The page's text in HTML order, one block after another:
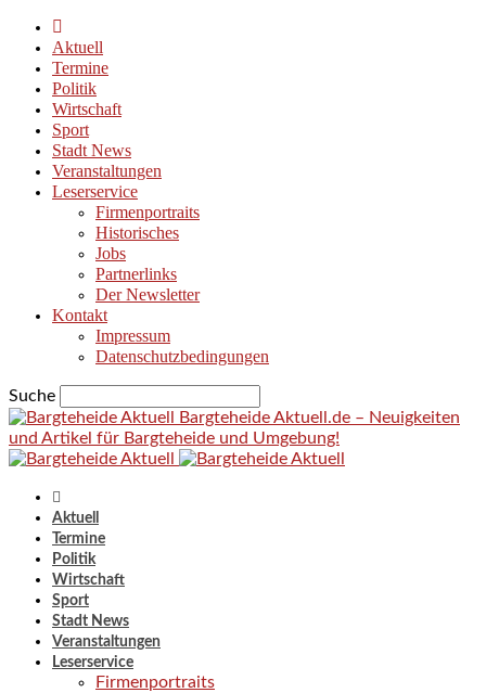
Aktuell
Termine
Politik
Wirtschaft
Sport
Stadt News
Veranstaltungen
Leserservice
Firmenportraits
Historisches
Jobs
Partnerlinks
Der Newsletter
Kontakt
Impressum
Datenschutzbedingungen
Suche
Bargteheide Aktuell.de – Neuigkeiten
und Artikel für Bargteheide und Umgebung!
Aktuell
Termine
Politik
Wirtschaft
Sport
Stadt News
Veranstaltungen
Leserservice
Firmenportraits